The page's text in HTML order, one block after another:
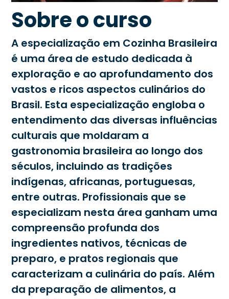
Sobre o curso
A especialização em Cozinha Brasileira
é uma área de estudo dedicada à
exploração e ao aprofundamento dos
vastos e ricos aspectos culinários do
Brasil. Esta especialização engloba o
entendimento das diversas influências
culturais que moldaram a
gastronomia brasileira ao longo dos
séculos, incluindo as tradições
indígenas, africanas, portuguesas,
entre outras. Profissionais que se
especializam nesta área ganham uma
compreensão profunda dos
ingredientes nativos, técnicas de
preparo, e pratos regionais que
caracterizam a culinária do país. Além
da preparação de alimentos, a